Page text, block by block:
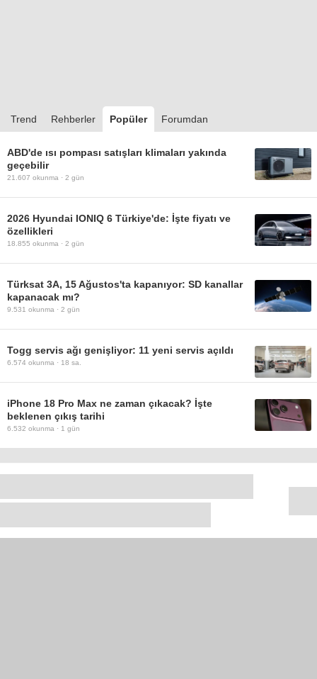
Trend Rehberler Popüler Forumdan
ABD'de ısı pompası satışları klimaları yakında
geçebilir
21.607 okunma · 2 gün
2026 Hyundai IONIQ 6 Türkiye'de: İşte fiyatı ve
özellikleri
18.855 okunma · 2 gün
Türksat 3A, 15 Ağustos'ta kapanıyor: SD kanallar
kapanacak mı?
9.531 okunma · 2 gün
Togg servis ağı genişliyor: 11 yeni servis açıldı
6.574 okunma · 18 sa.
iPhone 18 Pro Max ne zaman çıkacak? İşte
beklenen çıkış tarihi
6.532 okunma · 1 gün